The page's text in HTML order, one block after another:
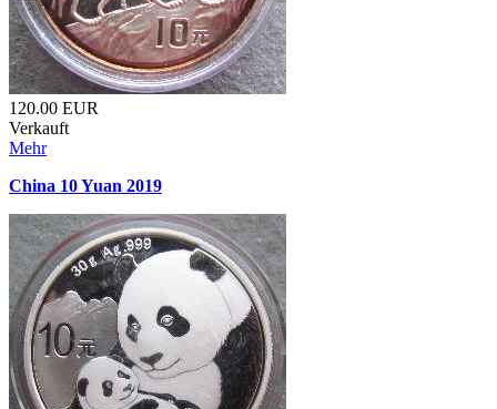
120.00 EUR
Verkauft
Mehr
China 10 Yuan 2019